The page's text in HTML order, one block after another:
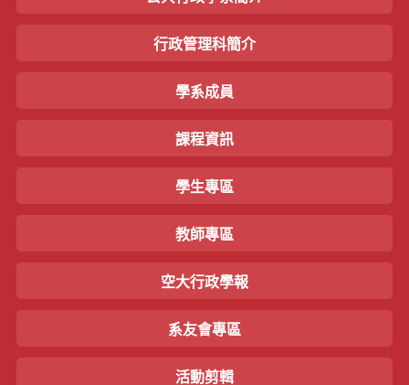
行政管理科簡介
學系成員
課程資訊
學生專區
教師專區
空大行政學報
系友會專區
活動剪輯